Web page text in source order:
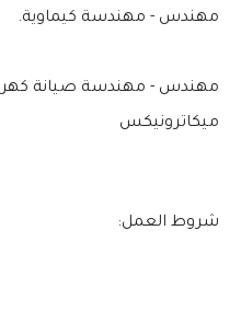
مهندس - مهندسة كيماوية.
مهندس - مهندسة صيانة
ميكاترونيكس
شروط العمل: